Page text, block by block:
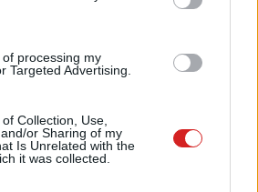
processing my
Targeted Advertising.
Collection, Use,
or Sharing of my
Is Unrelated with the
it was collected.
4. 17:58
a több profilos
simán elválaszthatod a